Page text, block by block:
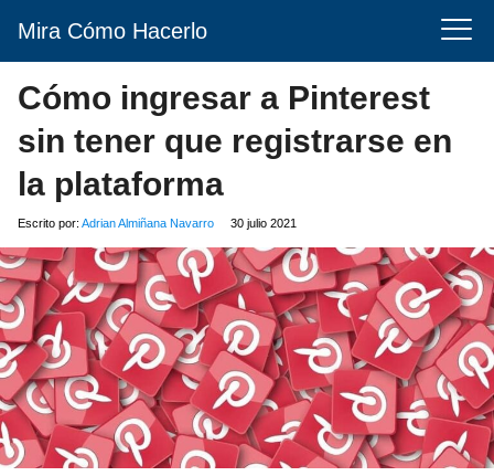
Mira Cómo Hacerlo
Cómo ingresar a Pinterest
sin tener que registrarse en
la plataforma
Escrito por: Adrian Almiñana Navarro 30 julio 2021